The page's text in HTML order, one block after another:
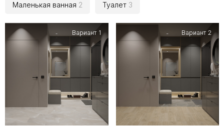
Маленькая ванная 2 Туалет 3
Вариант 1 Вариант 2